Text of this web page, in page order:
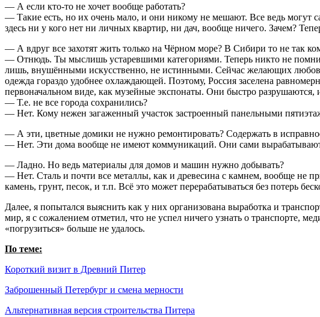
— А если кто-то не хочет вообще работать?
— Такие есть, но их очень мало, и они никому не мешают. Все ведь могут
здесь ни у кого нет ни личных квартир, ни дач, вообще ничего. Зачем?
— А вдруг все захотят жить только на Чёрном море? В Сибири то не так
— Отнюдь. Ты мыслишь устаревшими категориями. Теперь никто не
лишь, внушёнными искусственно, не истинными. Сейчас желающих
одежда гораздо удобнее охлаждающей. Поэтому, Россия заселена
первоначальном виде, как музейные экспонаты. Они быстро разрушаются,
— Т.е. не все города сохранились?
— Нет. Кому нежен загаженный участок застроенный панельными
— А эти, цветные домики не нужно ремонтировать? Содержать в
— Нет. Эти дома вообще не имеют коммуникаций. Они сами вырабатывают
— Ладно. Но ведь материалы для домов и машин нужно добывать?
— Нет. Сталь и почти все металлы, как и древесина с камнем, вообще
камень, грунт, песок, и т.п. Всё это может перерабатываться без потерь
Далее, я попытался выяснить как у них организована выработка и
мир, я с сожалением отметил, что не успел ничего узнать о транспорте,
«погрузиться» больше не удалось.
По теме:
Короткий визит в Древний Питер
Заброшенный Петербург и смена мерности
Альтернативная версия строительства Питера